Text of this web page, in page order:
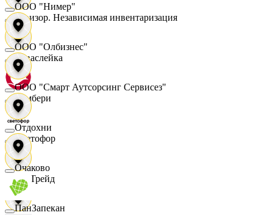
Ревизор. Независимая инвентаризация
Саваслейка
Самбери
Светофор
СетТрейд
ООО "Нимер"
ООО "Олбизнес"
ООО "Смарт Аутсорсинг Сервисез"
Отдохни
Очаково
ПанЗапекан